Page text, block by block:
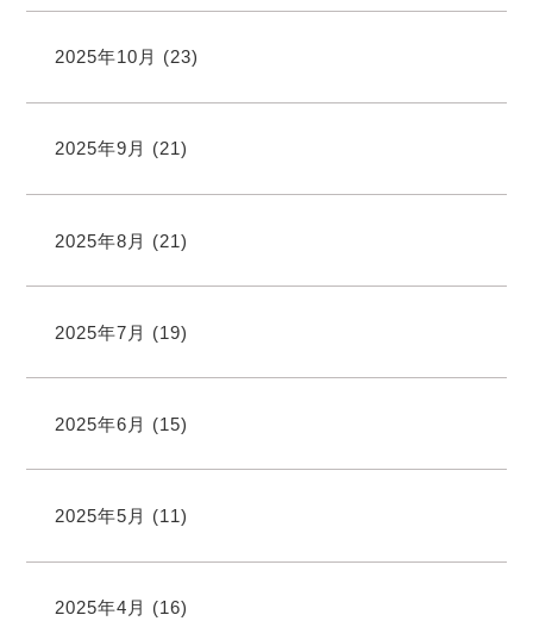
2025年10月 (23)
2025年9月 (21)
2025年8月 (21)
2025年7月 (19)
2025年6月 (15)
2025年5月 (11)
2025年4月 (16)